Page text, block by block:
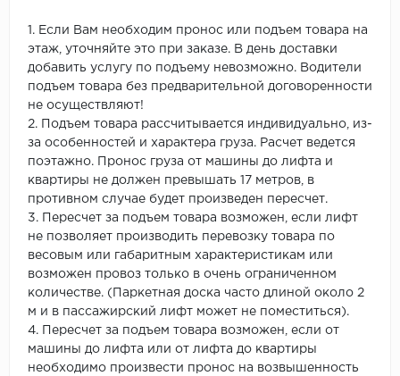
1. Если Вам необходим пронос или подъем товара на
этаж, уточняйте это при заказе. В день доставки
добавить услугу по подъему невозможно. Водители
подъем товара без предварительной договоренности
не осуществляют!
2. Подъем товара рассчитывается индивидуально, из-
за особенностей и характера груза. Расчет ведется
поэтажно. Пронос груза от машины до лифта и
квартиры не должен превышать 17 метров, в
противном случае будет произведен пересчет.
3. Пересчет за подъем товара возможен, если лифт
не позволяет производить перевозку товара по
весовым или габаритным характеристикам или
возможен провоз только в очень ограниченном
количестве. (Паркетная доска часто длиной около 2
м и в пассажирский лифт может не поместиться).
4. Пересчет за подъем товара возможен, если от
машины до лифта или от лифта до квартиры
необходимо произвести пронос на возвышенность